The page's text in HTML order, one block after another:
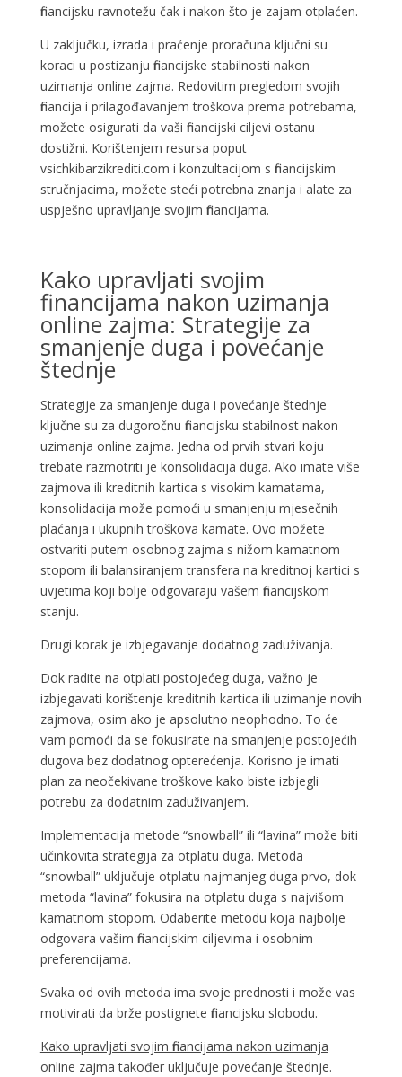
financijsku ravnotežu čak i nakon što je zajam otplaćen.
U zaključku, izrada i praćenje proračuna ključni su
koraci u postizanju financijske stabilnosti nakon
uzimanja online zajma. Redovitim pregledom svojih
financija i prilagođavanjem troškova prema potrebama,
možete osigurati da vaši financijski ciljevi ostanu
dostižni. Korištenjem resursa poput
vsichkibarzikrediti.com i konzultacijom s financijskim
stručnjacima, možete steći potrebna znanja i alate za
uspješno upravljanje svojim financijama.
Kako upravljati svojim
financijama nakon uzimanja
online zajma: Strategije za
smanjenje duga i povećanje
štednje
Strategije za smanjenje duga i povećanje štednje
ključne su za dugoročnu financijsku stabilnost nakon
uzimanja online zajma. Jedna od prvih stvari koju
trebate razmotriti je konsolidacija duga. Ako imate više
zajmova ili kreditnih kartica s visokim kamatama,
konsolidacija može pomoći u smanjenju mjesečnih
plaćanja i ukupnih troškova kamate. Ovo možete
ostvariti putem osobnog zajma s nižom kamatnom
stopom ili balansiranjem transfera na kreditnoj kartici s
uvjetima koji bolje odgovaraju vašem financijskom
stanju.
Drugi korak je izbjegavanje dodatnog zaduživanja.
Dok radite na otplati postojećeg duga, važno je
izbjegavati korištenje kreditnih kartica ili uzimanje novih
zajmova, osim ako je apsolutno neophodno. To će
vam pomoći da se fokusirate na smanjenje postojećih
dugova bez dodatnog opterećenja. Korisno je imati
plan za neočekivane troškove kako biste izbjegli
potrebu za dodatnim zaduživanjem.
Implementacija metode “snowball” ili “lavina” može biti
učinkovita strategija za otplatu duga. Metoda
“snowball” uključuje otplatu najmanjeg duga prvo, dok
metoda “lavina” fokusira na otplatu duga s najvišom
kamatnom stopom. Odaberite metodu koja najbolje
odgovara vašim financijskim ciljevima i osobnim
preferencijama.
Svaka od ovih metoda ima svoje prednosti i može vas
motivirati da brže postignete financijsku slobodu.
Kako upravljati svojim financijama nakon uzimanja
online zajma također uključuje povećanje štednje.